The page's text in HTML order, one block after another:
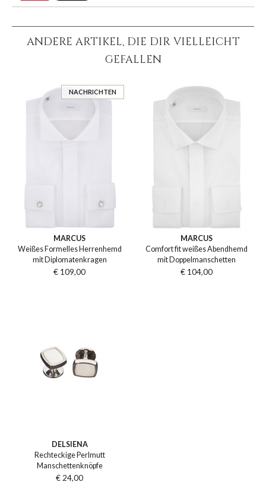
ANDERE ARTIKEL, DIE DIR VIELLEICHT
GEFALLEN
NACHRICHTEN
MARCUS
Weißes Formelles Herrenhemd
mit Diplomatenkragen
€ 109,00
MARCUS
Comfort fit weißes Abendhemd
mit Doppelmanschetten
€ 104,00
DELSIENA
Rechteckige Perlmutt
Manschettenknöpfe
€ 24,00